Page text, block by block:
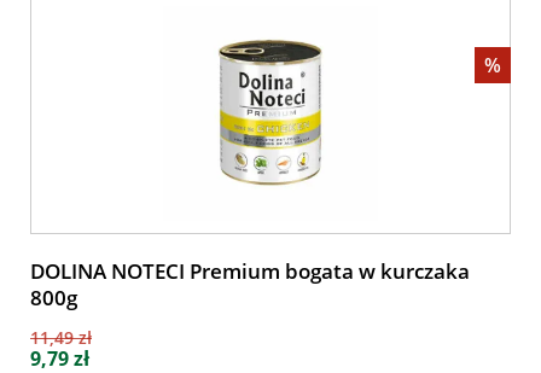
%
DOLINA NOTECI Premium bogata w kurczaka
800g
11,49 zł
9,79 zł